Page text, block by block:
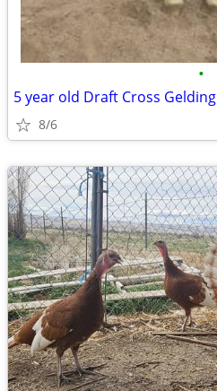
•
5 year old Draft Cross Gelding
8/6